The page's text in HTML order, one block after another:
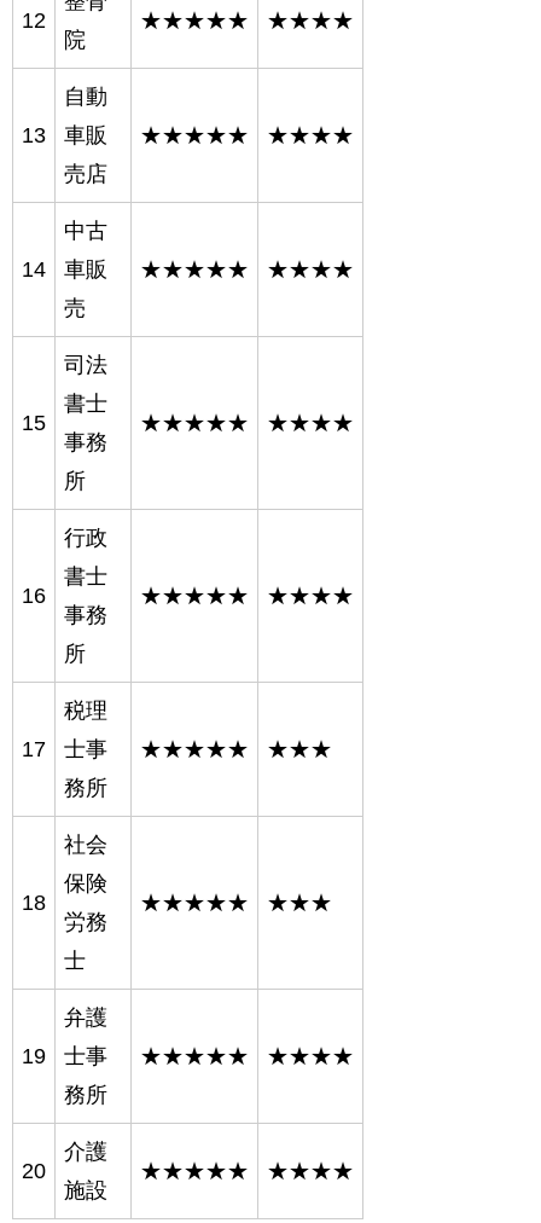
12
院
★★★★★ ★★★★
13
自動
車販
売店
★★★★★ ★★★★
14
中古
車販
売
★★★★★ ★★★★
15
司法
書士
事務
所
★★★★★ ★★★★
16
行政
書士
事務
所
★★★★★ ★★★★
17
税理
士事
務所
★★★★★ ★★★
18
社会
保険
労務
士
★★★★★ ★★★
19
弁護
士事
務所
★★★★★ ★★★★
20
介護
施設
★★★★★ ★★★★